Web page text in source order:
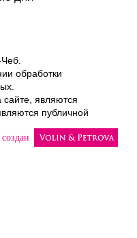
обработки
являются
публичной